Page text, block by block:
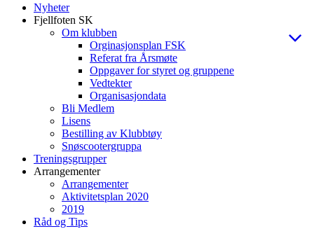
Nyheter
Fjellfoten SK
Om klubben
Orginasjonsplan FSK
Referat fra Årsmøte
Oppgaver for styret og gruppene
Vedtekter
Organisasjondata
Bli Medlem
Lisens
Bestilling av Klubbtøy
Snøscootergruppa
Treningsgrupper
Arrangementer
Arrangementer
Aktivitetsplan 2020
2019
Råd og Tips